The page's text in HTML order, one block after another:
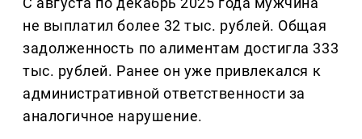
не выплатил более 32 тыс. рублей. Общая
задолженность по алиментам достигла 333
тыс. рублей. Ранее он уже привлекался к
административной ответственности за
аналогичное нарушение.